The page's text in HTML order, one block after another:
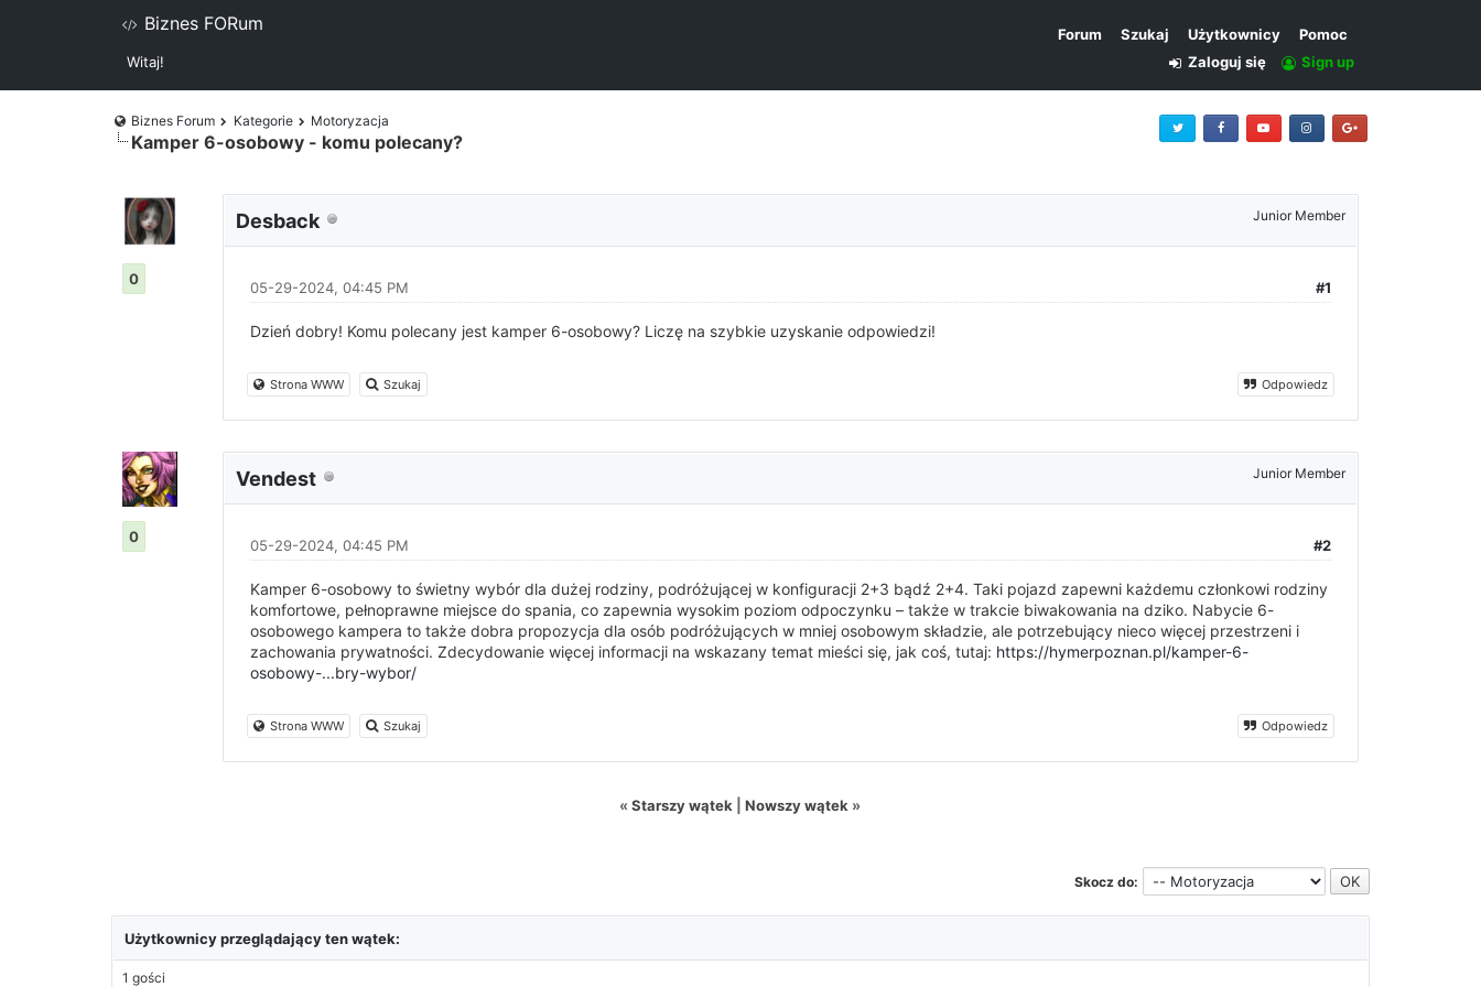
Biznes FORum Forum Szukaj Użytkownicy
Pomoc
Witaj!
Sign up
Zaloguj się
Biznes Forum Kategorie Motoryzacja
Kamper 6-osobowy - komu polecany?
0
Desback Junior Member
#1
05-29-2024, 04:45 PM
Dzień dobry! Komu polecany jest kamper 6-osobowy? Liczę na szybkie uzyskanie odpowiedzi!
Strona WWW Szukaj Odpowiedz
0
Vendest Junior Member
#2
05-29-2024, 04:45 PM
Kamper 6-osobowy to świetny wybór dla dużej rodziny, podróżującej w konfiguracji 2+3 bądź 2+4. Taki pojazd zapewni każdemu członkowi rodziny
komfortowe, pełnoprawne miejsce do spania, co zapewnia wysokim poziom odpoczynku – także w trakcie biwakowania na dziko. Nabycie 6-
osobowego kampera to także dobra propozycja dla osób podróżujących w mniej osobowym składzie, ale potrzebujący nieco więcej przestrzeni i
zachowania prywatności. Zdecydowanie więcej informacji na wskazany temat mieści się, jak coś, tutaj: https://hymerpoznan.pl/kamper-6-
osobowy-...bry-wybor/
Strona WWW Szukaj Odpowiedz
«Starszy wątek |Nowszy wątek »
Skocz do:
Użytkownicy przeglądający ten wątek:
1 gości